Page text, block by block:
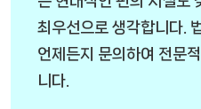
최우선으로 생각합니다.
언제든지 문의하여 전문
니다.